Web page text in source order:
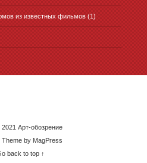
из известных фильмов (1)
Арт-обозрение
Theme by MagPress
back to top ↑